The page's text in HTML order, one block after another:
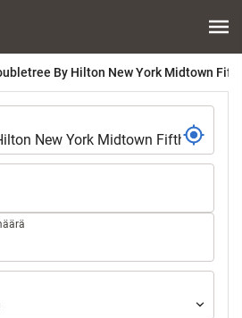
By Hilton New York Midtown